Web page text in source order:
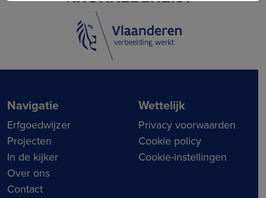
Navigatie
Erfgoedwijzer
Projecten
In de kijker
Over ons
Contact
Wettelijk
Privacy voorwaarden
Cookie policy
Cookie-instellingen